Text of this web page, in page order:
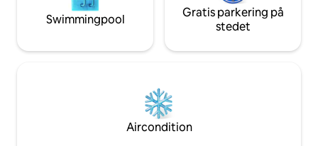
Swimmingpool
Gratis parkering på
stedet
Aircondition